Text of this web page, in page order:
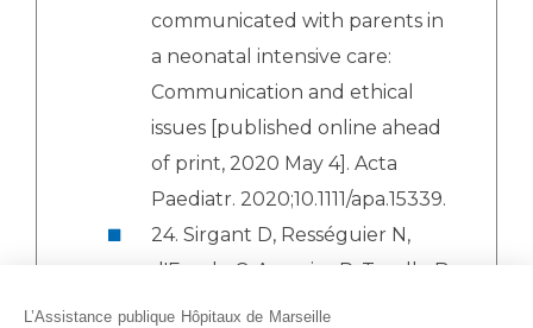
communicated with parents in
a neonatal intensive care:
Communication and ethical
issues [published online ahead
of print, 2020 May 4]. Acta
Paediatr. 2020;10.1111/apa.15339.
24. Sirgant D, Rességuier N,
d'Ercole C, Auquier P, Tosello B,
Blanc J. Lower gestational age
L’Assistance publique Hôpitaux de Marseille